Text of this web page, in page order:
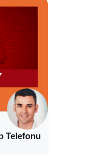
Telefonu